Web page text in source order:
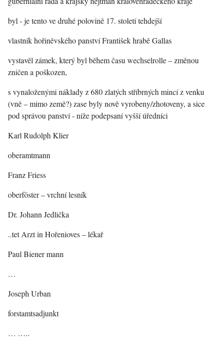
byl - je tento ve druhé polovině 17. století tehdejší
vlastník hořiněvského panství František hrabě Gallas
vystavěl zámek, který byl během času wechselrolle – změnou
zničen a poškozen,
s vynaloženými náklady z 680 zlatých stříbrných mincí z venku
(vně – mimo země?) zase byly nově vyrobeny/zhotoveny, a sice
pod správou panství - níže podepsaní vyšší úředníci
Karl Rudolph Klier
oberamtmann
Franz Friess
oberföster – vrchní lesník
Dr. Johann Jedlička
..tet Arzt in Hořenioves – lékař
Paul Biener mann
…
Joseph Urban
forstamtsadjunkt
… …..